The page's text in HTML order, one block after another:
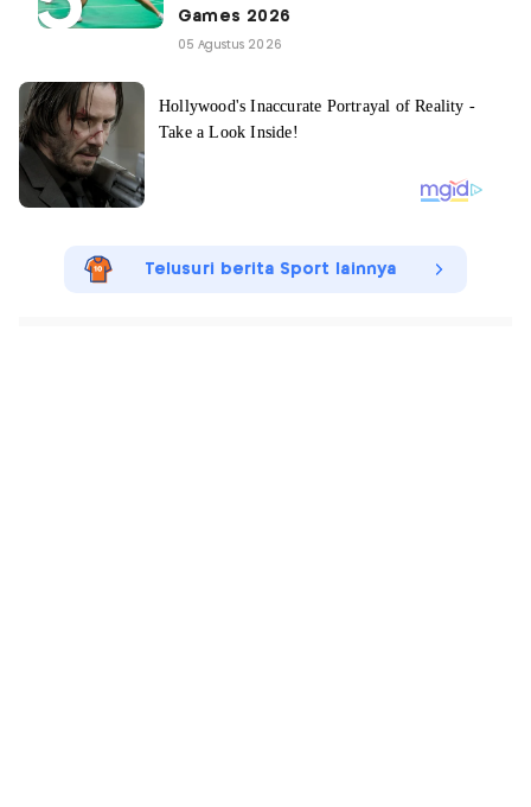
Games 2026
05 Agustus 2026
Telusuri berita Sport lainnya